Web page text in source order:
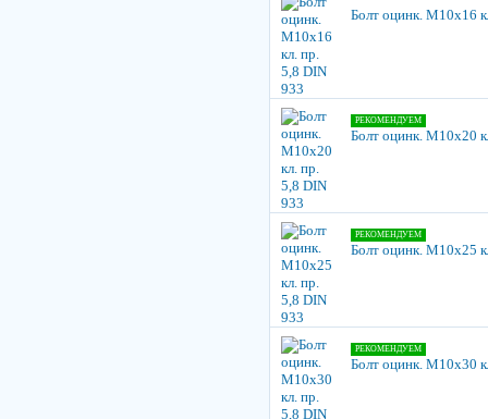
Болт оцинк. М10х16
РЕКОМЕНДУЕМ
Болт оцинк. М10х20
РЕКОМЕНДУЕМ
Болт оцинк. М10х25
РЕКОМЕНДУЕМ
Болт оцинк. М10х30